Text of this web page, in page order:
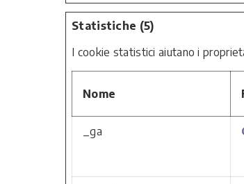
Statistiche (5)
I cookie statistici aiutano i
Nome
_ga